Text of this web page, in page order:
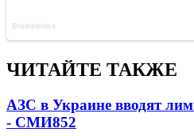
ЧИТАЙТЕ ТАКЖЕ
АЗС в Украине вводят
- СМИ852